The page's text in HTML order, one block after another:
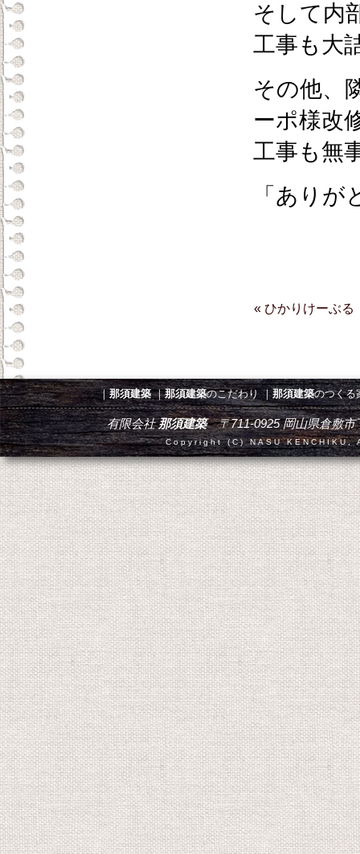
そして内
工事も大
その他、
ーポ様改
工事も無
「あり
« ひかりけーぶる
｜那須建築｜那須建築のこだわり｜那須建築のつくる
有限会社那須建築〒711-0925 岡山県倉敷市
Copyright (C) NASU